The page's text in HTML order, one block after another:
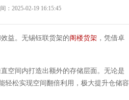
：2025-02-19 16:15:45
益。无锡钰联货架的阁楼货架 ，凭借卓
空间内打造出额外的存储层面。无论是
轻松实现空间翻倍利用，极大提升仓储容